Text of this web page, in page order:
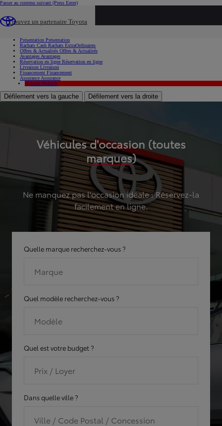
Passer au contenu suivant (Press Enter)
Trouvez un partenaire Toyota
Présentation Présentation
Rachats Cash Rachats ExtraOrdinaires
Offres & Actualités Offres & Actualités
Avantages Avantages
Réservation en ligne Réservation en ligne
Livraison Livraison
Financement Financement
Assurance Assurance
Hybride Hybride
Défilement vers la gauche Défilement vers la droite
Véhicules d'occasion (toutes
marques)
Ne manquez pas l'occasion idéale : Réservez-la
facilement en ligne.
Quelle marque recherchez-vous ?
Marque
Quel modèle recherchez-vous ?
Modèle
Quel est votre budget ?
Prix / Loyer
Dans quelle ville ?
Ville / Code Postal / Concession